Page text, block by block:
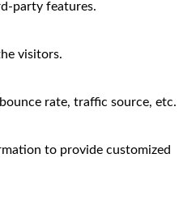
party features.
visitors.
rate, traffic source, etc.
to provide customized